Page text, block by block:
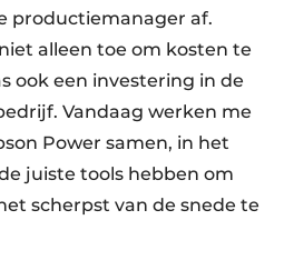
productiemanager af.
alleen toe om kosten te
ook een investering in de
Vandaag werken me
Power samen, in het
juiste tools hebben om
scherpst van de snede te